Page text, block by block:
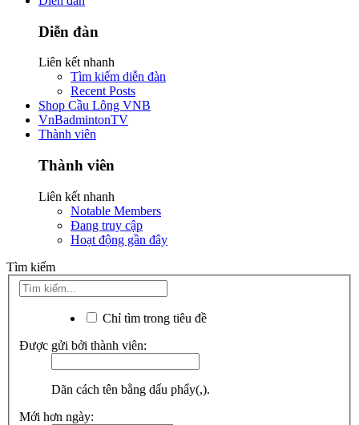
Diễn đàn
Liên kết nhanh
Tìm kiếm diễn đàn
Recent Posts
Shop Cầu Lông VNB
VnBadmintonTV
Thành viên
Thành viên
Liên kết nhanh
Notable Members
Đang truy cập
Hoạt động gần đây
Tìm kiếm
Chỉ tìm trong tiêu đề
Được gửi bởi thành viên:
Dãn cách tên bằng dấu phẩy(,).
Mới hơn ngày: